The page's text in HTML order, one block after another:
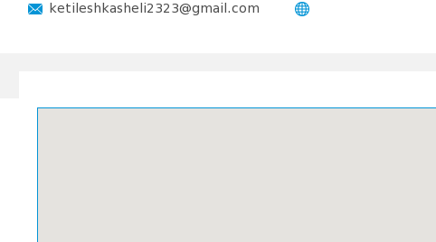
ketileshkasheli2323@gmail.com